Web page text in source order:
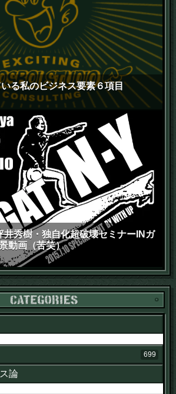
る私のビジネス要素６項目
井秀樹・独自化超破壊セミナーINガ
動画（苦笑）
699
論